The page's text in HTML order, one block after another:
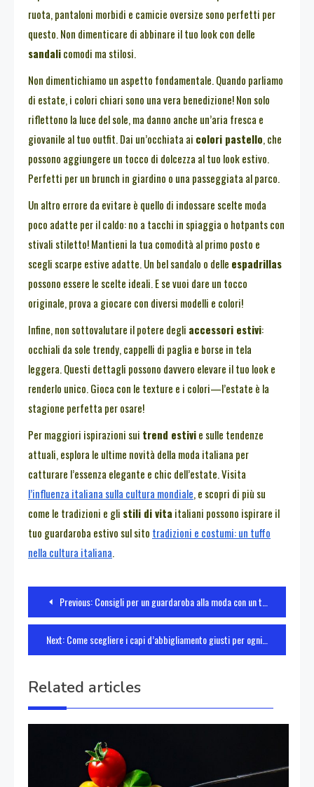
ruota, pantaloni morbidi e camicie oversize sono perfetti per
questo. Non dimenticare di abbinare il tuo look con delle
sandalicomodi ma stilosi.
Non dimentichiamo un aspetto fondamentale. Quando parliamo
di estate, i colori chiari sono una vera benedizione! Non solo
riflettono la luce del sole, ma danno anche un’aria fresca e
giovanile al tuo outfit. Dai un’occhiata ai colori pastello, che
possono aggiungere un tocco di dolcezza al tuo look estivo.
Perfetti per un brunch in giardino o una passeggiata al parco.
Un altro errore da evitare è quello di indossare scelte moda
poco adatte per il caldo: no a tacchi in spiaggia o hotpants con
stivali stiletto! Mantieni la tua comodità al primo posto e
scegli scarpe estive adatte. Un bel sandalo o delle espadrillas
possono essere le scelte ideali. E se vuoi dare un tocco
originale, prova a giocare con diversi modelli e colori!
Infine, non sottovalutare il potere degli accessori estivi:
occhiali da sole trendy, cappelli di paglia e borse in tela
leggera. Questi dettagli possono davvero elevare il tuo look e
renderlo unico. Gioca con le texture e i colori—l’estate è la
stagione perfetta per osare!
Per maggiori ispirazioni sui trend estivie sulle tendenze
attuali, esplora le ultime novità della moda italiana per
catturare l’essenza elegante e chic dell’estate. Visita
l’influenza italiana sulla cultura mondiale, e scopri di più su
come le tradizioni e gli stili di vita italiani possono ispirare il
tuo guardaroba estivo sul sito tradizioni e costumi: un tuffo
nella cultura italiana.
Navigazione
articoli
Previous:Consigli per un guardaroba alla moda con un tocco italiano
Next:Come scegliere i capi d’abbigliamento giusti per ogni occasione
Related articles